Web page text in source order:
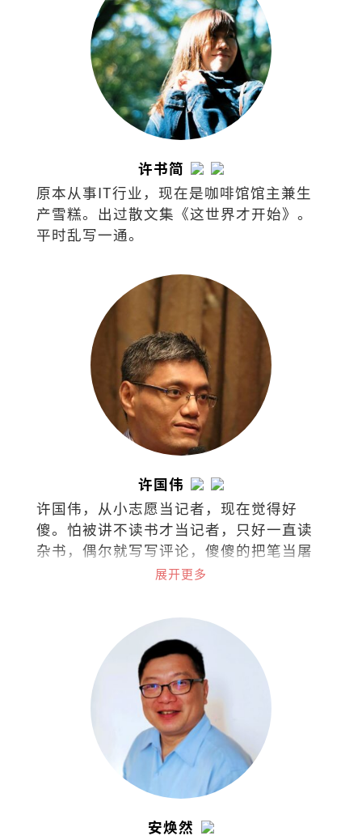
许书简
原本从事IT行业，现在是咖啡馆馆主兼生
产雪糕。出过散文集《这世界才开始》。
平时乱写一通。
许国伟
许国伟，从小志愿当记者，现在觉得好
傻。怕被讲不读书才当记者，只好一直读
杂书，偶尔就写写评论，傻傻的把笔当屠
展开更多
安焕然